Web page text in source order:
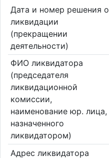
Дата и номер решения о
ликвидации
(прекращении
деятельности)
ФИО ликвидатора
(председателя
ликвидационной
комиссии,
наименование юр. лица,
назначенного
ликвидатором)
Адрес ликвидатора